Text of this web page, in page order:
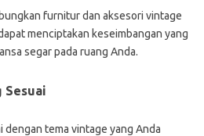
furnitur dan aksesori vintage
menciptakan keseimbangan yang
segar pada ruang Anda.
Sesuai
dengan tema vintage yang Anda